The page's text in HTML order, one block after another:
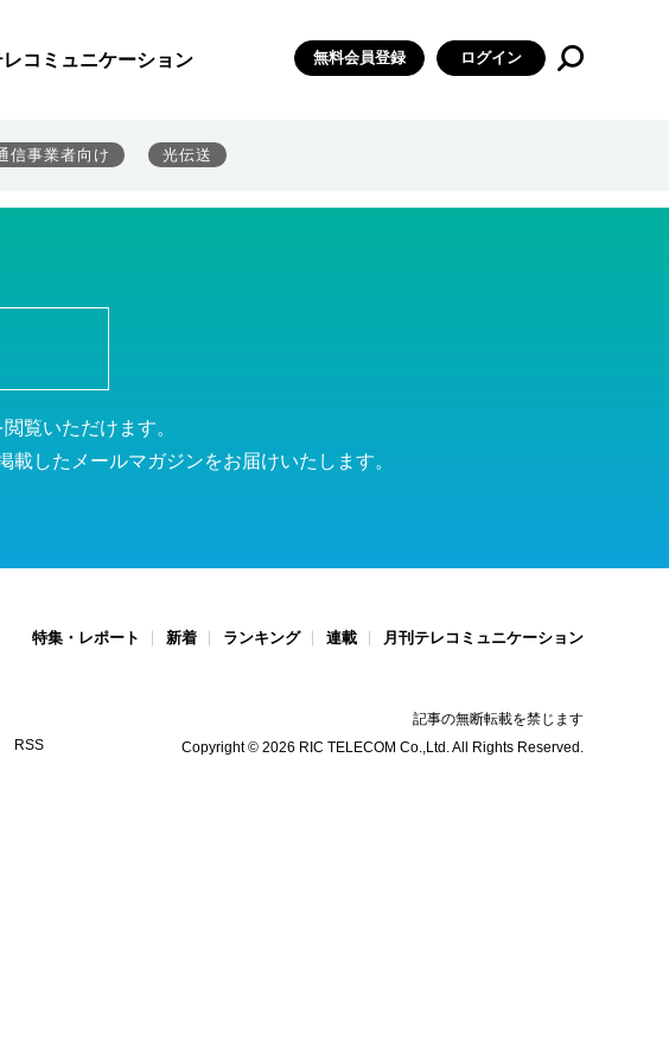
レコミュニケーション 無料会員登録 ログイン
信事業者向け 光伝送
覧いただけます。
したメールマガジンをお届けいたします。
特集・レポート 新着 ランキング 連載 月刊テレコミュニケーション
RSS
記事の無断転載を禁じます
Copyright © 2026 RIC TELECOM Co.,Ltd. All Rights Reserved.